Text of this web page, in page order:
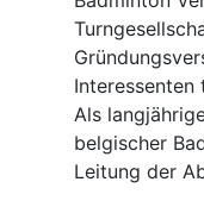
Interessenten
Als
belgischer
Leitung der